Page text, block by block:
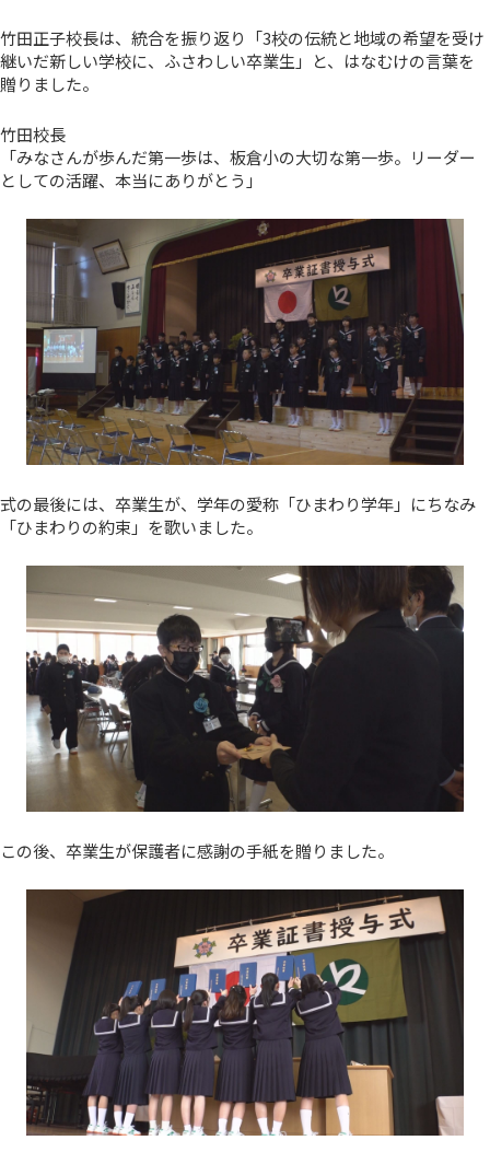
竹田正子校長は、統合を振り返り「3校の伝統と地域の希望を受け
継いだ新しい学校に、ふさわしい卒業生」と、はなむけの言葉を
贈りました。
竹田校長
「みなさんが歩んだ第一歩は、板倉小の大切な第一歩。リーダー
としての活躍、本当にありがとう」
式の最後には、卒業生が、学年の愛称「ひまわり学年」にちなみ
「ひまわりの約束」を歌いました。
この後、卒業生が保護者に感謝の手紙を贈りました。